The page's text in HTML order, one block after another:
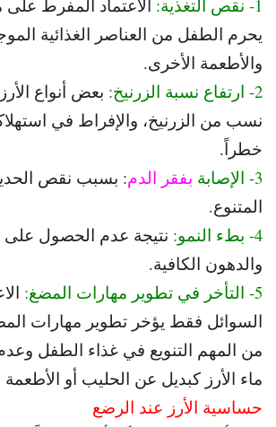
1- نقص التغذية:
الاعتماد المفرط على
يحرم الطفل من العناصر الغذائية
والأطعمة الأخرى.
2- ارتفاع نسبة الزرنيخ:
بعض أنواع
نسب من الزرنيخ، والإفراط في
خطراً.
3- الإصابة
بفقر الدم: بسبب نقص
المتنوع.
4- بطء النمو:
نتيجة عدم الحصول على
والدهون الكافية.
5- التأخر في تطوير مهارات المضغ:
السوائل فقط يؤخر تطوير مهارات
من المهم التنويع في غذاء الطفل
ماء الأرز كبديل عن الحليب أو
حساسية الأرز عند الرضع